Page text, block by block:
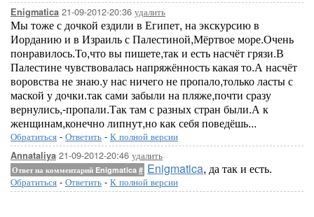
Enigmatica 21-09-2012-20:36 удалить
Мы тоже с дочкой ездили в Египет, на экскурсию в
Иорданию и в Израиль с Палестиной,Мёртвое море.Очень
понравилось.То,что вы пишете,так и есть насчёт грязи.В
Палестине чувствовалась напряжённость какая то.А насчёт
воровства не знаю.у нас ничего не пропало,только ласты с
маской у дочки.так сами забыли на пляже,почти сразу
вернулись,-пропали.Так там с разных стран были.А к
женщинам,конечно липнут,но как себя поведёшь...
Обратиться - Ответить - К полной версии
Annataliya 21-09-2012-20:46 удалить
Ответ на комментарий Enigmatica # Enigmatica, да так и есть.
Обратиться - Ответить - К полной версии